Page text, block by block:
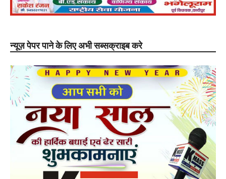
न्यूज़ पेपर पाने के लिए अभी सब्सक्राइब करे